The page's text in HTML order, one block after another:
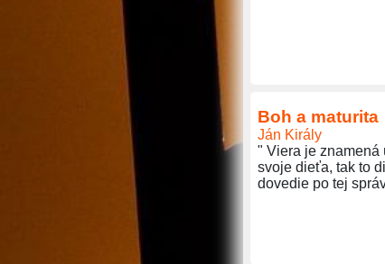
Boh a maturita
Ján Király
" Viera je
svoje dieťa, tak to
dovedie po tej